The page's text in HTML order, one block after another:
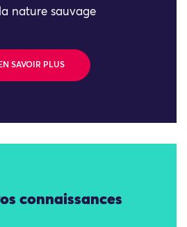
nature sauvage
EN SAVOIR PLUS
connaissances